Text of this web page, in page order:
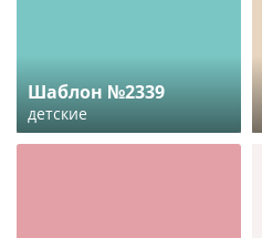
Шаблон №2339
детские